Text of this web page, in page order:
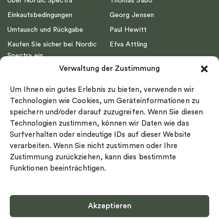
Verwaltung der Zustimmung
Um Ihnen ein gutes Erlebnis zu bieten, verwenden wir
Technologien wie Cookies, um Geräteinformationen zu
speichern und/oder darauf zuzugreifen. Wenn Sie diesen
Technologien zustimmen, können wir Daten wie das
Surfverhalten oder eindeutige IDs auf dieser Website
verarbeiten. Wenn Sie nicht zustimmen oder Ihre
Zustimmung zurückziehen, kann dies bestimmte
Funktionen beeinträchtigen.
Akzeptieren
Einkaufsbedingungen
Umtausch und Rückgabe
Kaufen Sie sicher bei Nordic
Spectra ein
Impressum
Ringgröße
Widerrufsrecht
Cookie-policy
Sekretesspolicy
Georg Jensen
Paul Hewitt
Efva Attling
Drakenberg Sjölin
Nordic Spectra
Select country